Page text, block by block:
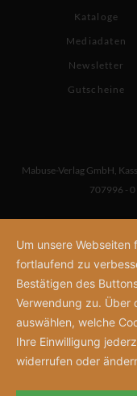
Kataloge
Mediadaten
Newsletter
Gutscheine
Mabuse-Verlag GmbH
707996 - 0
Um unsere
fortlaufend zu
Bestätigen des
Verwendung zu. Über
auswählen, welche
Ihre Einwilligung
widerrufen oder